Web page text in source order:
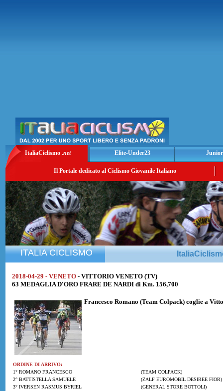
ItaliaCiclismo .net Elite-Under23
Il Portale dedicato al Ciclismo Giovanile Italiano
ITALIA CICLISMO
2018-04-29 - VENETO - VITTORIO VENETO (TV)
63 MEDAGLIA D'ORO FRARE DE NARDI di Km. 156,700
Francesco Romano (Team Colpack) coglie a
ORDINE DI ARRIVO:
1° ROMANO FRANCESCO
(TEAM COLPACK)
2° BATTISTELLA SAMUELE
(ZALF EUROMOBIL DESIREE FIOR)
3° IVERSEN RASMUS BYRIEL
(GENERAL STORE BOTTOLI)